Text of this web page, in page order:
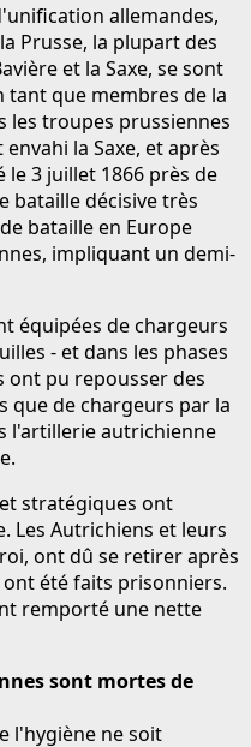
allemandes,
Prusse, la plupart des
et la Saxe, se sont
tant que membres de la
les troupes prussiennes
la Saxe, et après
le 3 juillet 1866 près de
bataille décisive très
bataille en Europe
impliquant un demi-
équipées de chargeurs
- et dans les phases
ont pu repousser des
que de chargeurs par la
l'artillerie autrichienne
stratégiques ont
Les Autrichiens et leurs
ont dû se retirer après
été faits prisonniers.
remporté une nette
sont mortes de
l'hygiène ne soit